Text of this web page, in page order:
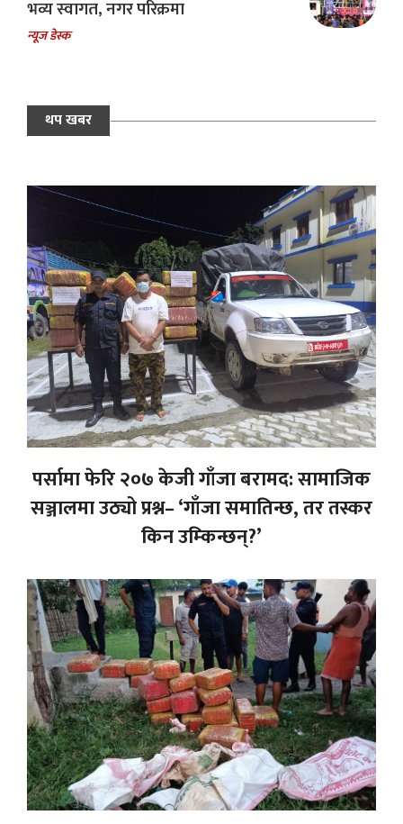
भव्य स्वागत, नगर परिक्रमा
न्यूज डेस्क
थप खबर
पर्सामा फेरि २०७ केजी गाँजा बरामद: सामाजिक
सञ्जालमा उठ्यो प्रश्न– ‘गाँजा समातिन्छ, तर तस्कर
किन उम्किन्छन्?’